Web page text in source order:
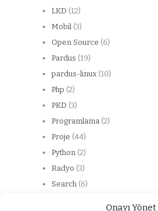
Onayı Yönet
LKD (12)
Mobil (3)
Open Source (6)
Pardus (19)
pardus-linux (10)
Php (2)
PKD (3)
Programlama (2)
Proje (44)
Python (2)
Radyo (3)
Search (6)